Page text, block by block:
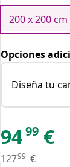
200 x 200 cm
Opciones
Diseña tu
9499 €
12799 €